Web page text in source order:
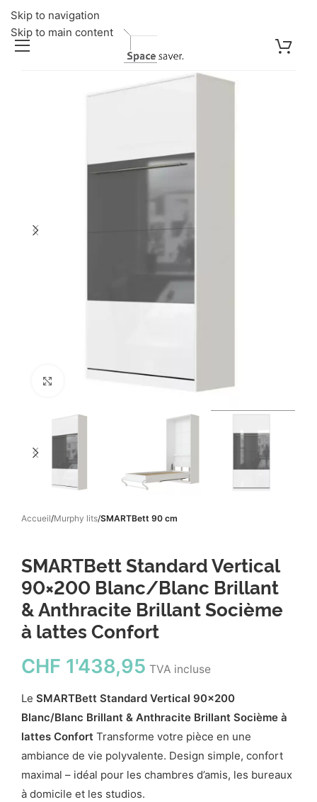
Skip to navigation
Skip to main content
Accueil Murphy lits SMARTBett 90 cm
SMARTBett Standard Vertical
90×200 Blanc/Blanc Brillant
& Anthracite Brillant Socième
à lattes Confort
CHF 1'438,95 TVA incluse
Le SMARTBett Standard Vertical 90x200
Blanc/Blanc Brillant & Anthracite Brillant Socième à
lattes Confort Transforme votre pièce en une
ambiance de vie polyvalente. Design simple, confort
maximal – idéal pour les chambres d’amis, les bureaux
à domicile et les studios.